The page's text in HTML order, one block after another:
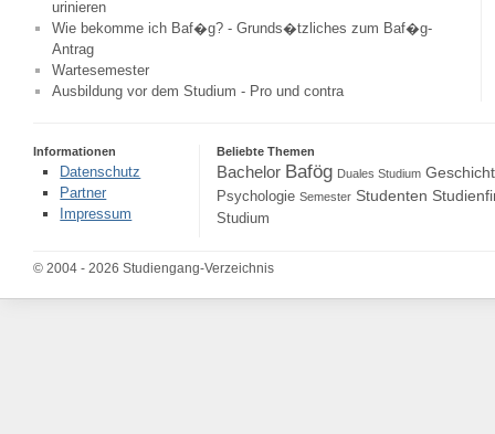
urinieren
Wie bekomme ich Baf�g? - Grunds�tzliches zum Baf�g-
Antrag
Wartesemester
Ausbildung vor dem Studium - Pro und contra
Informationen
Datenschutz
Partner
Impressum
Beliebte Themen
Bachelor Bafög Duales Studium
Psychologie Semester Studenten
Studium
© 2004 - 2026 Studiengang-Verzeichnis